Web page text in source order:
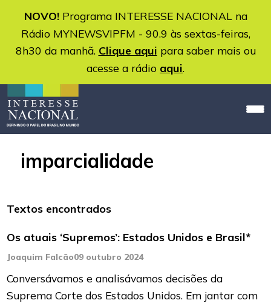
NOVO!Programa INTERESSE NACIONAL na
Rádio MYNEWSVIPFM - 90.9 às sextas-feiras,
8h30 da manhã. Clique aqui para saber mais ou
acesse a rádio aqui.
imparcialidade
Textos encontrados
Os atuais ‘Supremos’: Estados Unidos e Brasil*
Joaquim Falcão09 outubro 2024
Conversávamos e analisávamos decisões da
Suprema Corte dos Estados Unidos. Em jantar com